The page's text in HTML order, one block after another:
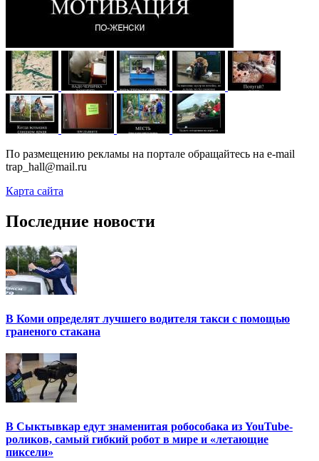
По размещению рекламы на портале обращайтесь на e-mail
trap_hall@mail.ru
Карта сайта
Последние новости
В Коми определят лучшего водителя такси с помощью
граненого стакана
В Сыктывкар едут знаменитая робособака из YouTube-
роликов, самый гибкий робот в мире и «летающие
пиксели»